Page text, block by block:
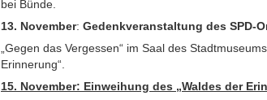
bei Bünde.
13. November: Gedenkveranstaltung des SPD-
„Gegen das Vergessen“ im Saal des
Erinnerung“.
15. November: Einweihung des „Waldes der